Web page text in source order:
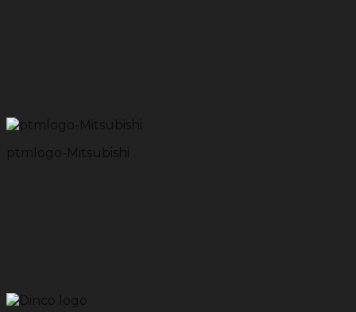
ptmlogo-Mitsubishi